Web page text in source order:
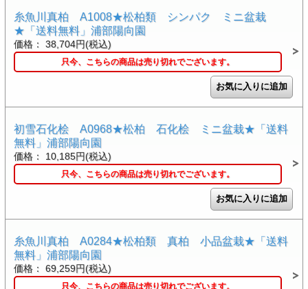
糸魚川真柏 A1008★松柏類 シンパク ミニ盆栽
★「送料無料」浦部陽向園
価格： 38,704円(税込)
只今、こちらの商品は売り切れでございます。
初雪石化桧 A0968★松柏 石化桧 ミニ盆栽★「送料
無料」浦部陽向園
価格： 10,185円(税込)
只今、こちらの商品は売り切れでございます。
糸魚川真柏 A0284★松柏類 真柏 小品盆栽★「送料
無料」浦部陽向園
価格： 69,259円(税込)
只今、こちらの商品は売り切れでございます。